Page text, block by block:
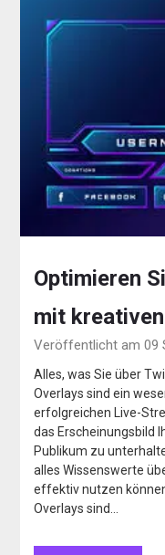
Optimieren
mit
Veröffentlicht am 09
Alles, was Sie über
Overlays sind ein
erfolgreichen Live-
das Erscheinungsbild
Publikum zu
alles Wissenswerte
effektiv nutzen
Overlays sind…